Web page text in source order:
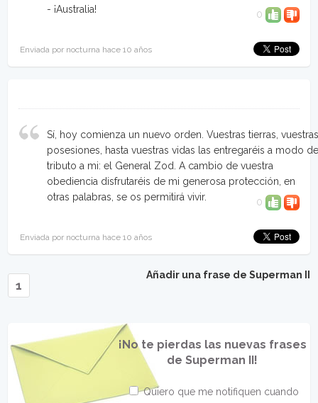
- ¡Australia!
0
Enviada por nocturna hace 10 años
Sí, hoy comienza un nuevo orden. Vuestras tierras,
posesiones, hasta vuestras vidas las entregaréis a modo
tributo a mi: el General Zod. A cambio de vuestra
obediencia disfrutaréis de mi generosa protección, en
otras palabras, se os permitirá vivir.
0
Enviada por nocturna hace 10 años
Añadir una frase de Superman II
1
¡No te pierdas las nuevas frases
de Superman II!
Quiero que me notifiquen cuando